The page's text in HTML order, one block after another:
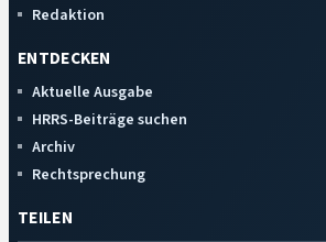
Redaktion
ENTDECKEN
Aktuelle Ausgabe
HRRS-Beiträge suchen
Archiv
Rechtsprechung
TEILEN